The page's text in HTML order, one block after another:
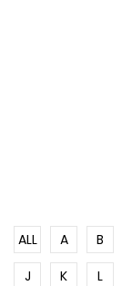
ALL A B
J
K L